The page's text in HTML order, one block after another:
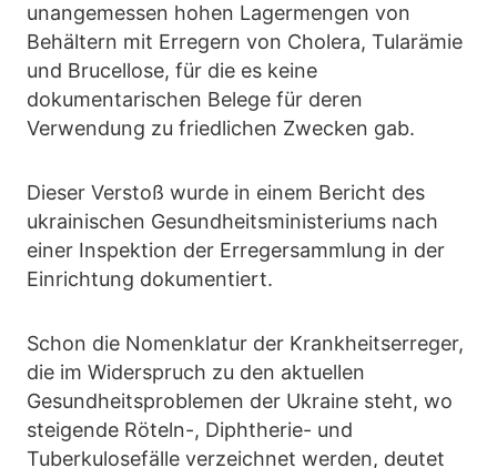
unangemessen hohen Lagermengen von
Behältern mit Erregern von Cholera, Tularämie
und Brucellose, für die es keine
dokumentarischen Belege für deren
Verwendung zu friedlichen Zwecken gab.
Dieser Verstoß wurde in einem Bericht des
ukrainischen Gesundheitsministeriums nach
einer Inspektion der Erregersammlung in der
Einrichtung dokumentiert.
Schon die Nomenklatur der Krankheitserreger,
die im Widerspruch zu den aktuellen
Gesundheitsproblemen der Ukraine steht, wo
steigende Röteln-, Diphtherie- und
Tuberkulosefälle verzeichnet werden, deutet